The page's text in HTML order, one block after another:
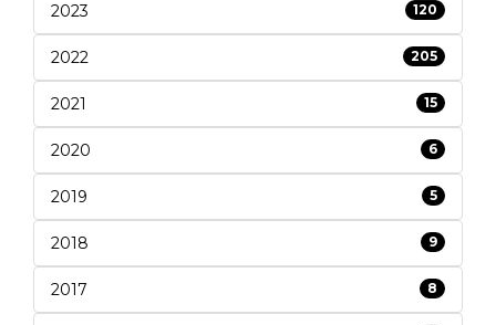
2023 120
2022 205
2021 15
2020 6
2019 5
2018 9
2017 8